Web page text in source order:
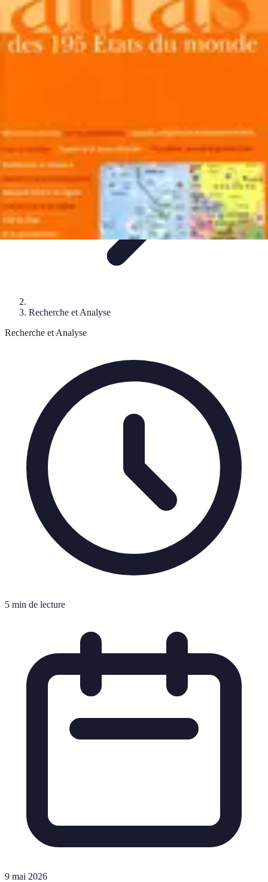
Atlas Géographique
TendancesPerception et Utilisation Guide d'achat
Éducation et
Apprentissage
Atlas Thématiques
Recherche et Analyse
Recherche et Analyse
5 min de lecture
9 mai 2026